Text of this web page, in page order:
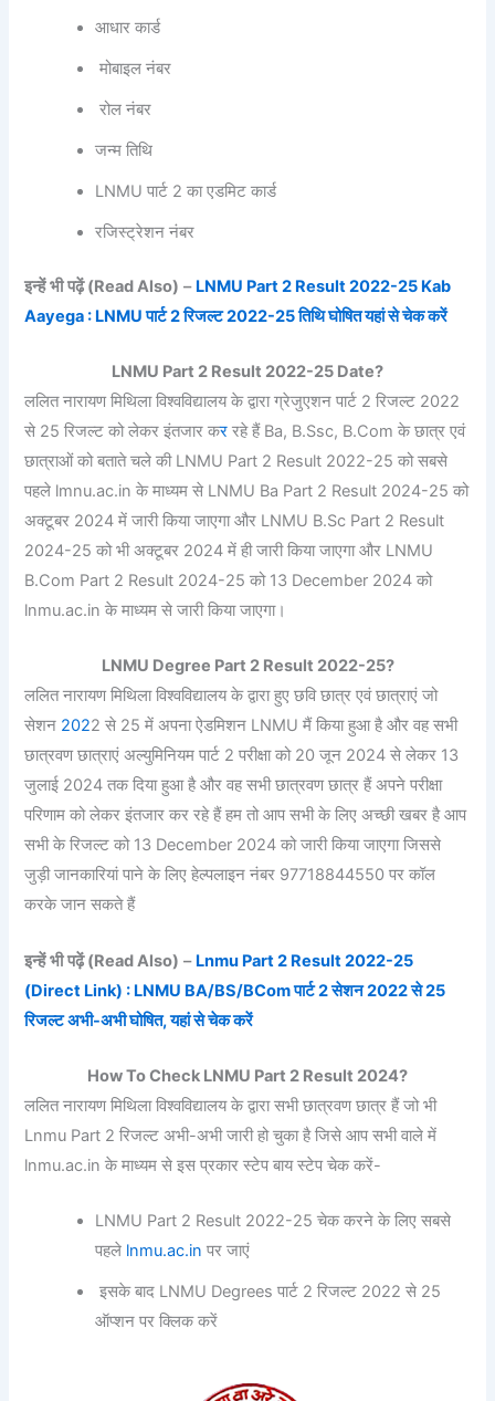
आधार कार्ड
मोबाइल नंबर
रोल नंबर
जन्म तिथि
LNMU पार्ट 2 का एडमिट कार्ड
रजिस्ट्रेशन नंबर
इन्हें भी पढ़ें(Read Also) – LNMU Part 2 Result 2022-25 Kab
Aayega : LNMU पार्ट 2 रिजल्ट 2022-25 तिथि घोषित यहां से चेक करें
LNMU Part 2 Result 2022-25 Date?
ललित नारायण मिथिला विश्वविद्यालय के द्वारा ग्रेजुएशन पार्ट 2 रिजल्ट 2022
से 25 रिजल्ट को लेकर इंतजार कर रहे हैं Ba, B.Ssc, B.Com के छात्र एवं
छात्राओं को बताते चले की LNMU Part 2 Result 2022-25 को सबसे
पहले lmnu.ac.in के माध्यम से LNMU Ba Part 2 Result 2024-25 को
अक्टूबर 2024 में जारी किया जाएगा और LNMU B.Sc Part 2 Result
2024-25 को भी अक्टूबर 2024 में ही जारी किया जाएगा और LNMU
B.Com Part 2 Result 2024-25 को 13 December 2024 को
lnmu.ac.in के माध्यम से जारी किया जाएगा।
LNMU Degree Part 2 Result 2022-25?
ललित नारायण मिथिला विश्वविद्यालय के द्वारा हुए छवि छात्र एवं छात्राएं जो
सेशन 2022 से 25 में अपना ऐडमिशन LNMU मैं किया हुआ है और वह सभी
छात्रवण छात्राएं अल्युमिनियम पार्ट 2 परीक्षा को 20 जून 2024 से लेकर 13
जुलाई 2024 तक दिया हुआ है और वह सभी छात्रवण छात्र हैं अपने परीक्षा
परिणाम को लेकर इंतजार कर रहे हैं हम तो आप सभी के लिए अच्छी खबर है आप
सभी के रिजल्ट को 13 December 2024 को जारी किया जाएगा जिससे
जुड़ी जानकारियां पाने के लिए हेल्पलाइन नंबर 97718844550 पर कॉल
करके जान सकते हैं
इन्हें भी पढ़ें(Read Also) – Lnmu Part 2 Result 2022-25
(Direct Link) : LNMU BA/BS/BCom पार्ट 2 सेशन 2022 से 25
रिजल्ट अभी-अभी घोषित, यहां से चेक करें
How To Check LNMU Part 2 Result 2024?
ललित नारायण मिथिला विश्वविद्यालय के द्वारा सभी छात्रवण छात्र हैं जो भी
Lnmu Part 2 रिजल्ट अभी-अभी जारी हो चुका है जिसे आप सभी वाले में
lnmu.ac.in के माध्यम से इस प्रकार स्टेप बाय स्टेप चेक करें-
LNMU Part 2 Result 2022-25 चेक करने के लिए सबसे
पहले lnmu.ac.in पर जाएं
इसके बाद LNMU Degrees पार्ट 2 रिजल्ट 2022 से 25
ऑप्शन पर क्लिक करें